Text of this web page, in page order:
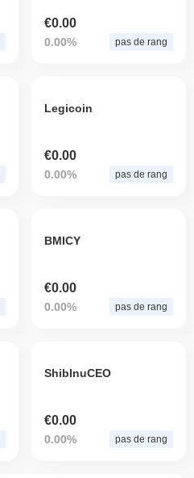
€0.00
0.00% pas de rang
Legicoin
€0.00
0.00% pas de rang
BMICY
€0.00
0.00% pas de rang
ShibInuCEO
€0.00
0.00% pas de rang